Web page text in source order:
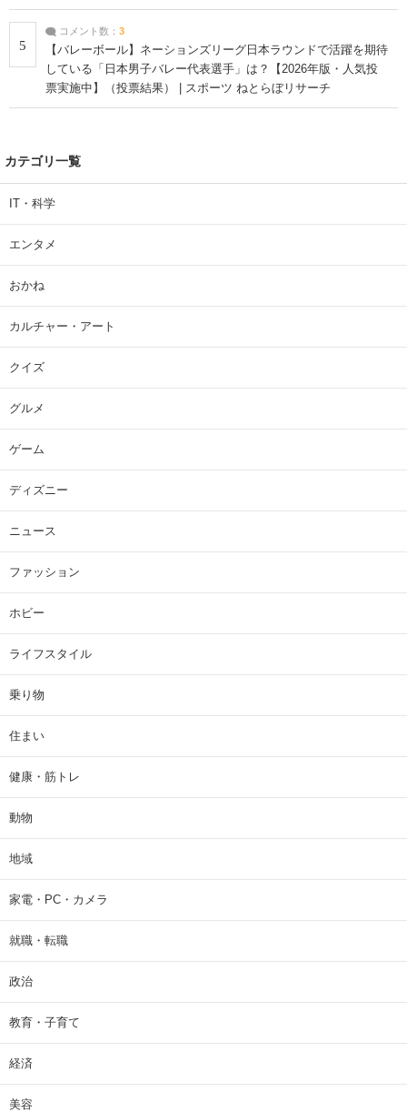
5
コメント数： 3
【バレーボール】ネーションズリーグ日本ラウンドで活躍を期待
している「日本男子バレー代表選手」は？【2026年版・人気投
票実施中】（投票結果） | スポーツ ねとらぼリサーチ
カテゴリ一覧
IT・科学
エンタメ
おかね
カルチャー・アート
クイズ
グルメ
ゲーム
ディズニー
ニュース
ファッション
ホビー
ライフスタイル
乗り物
住まい
健康・筋トレ
動物
地域
家電・PC・カメラ
就職・転職
政治
教育・子育て
経済
美容